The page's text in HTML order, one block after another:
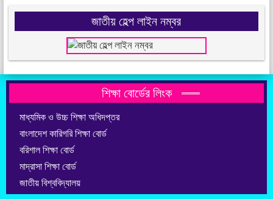
জাতীয় হেল্প লাইন নম্বর
শিক্ষা বোর্ডের লিংক
মাধ্যমিক ও উচ্চ শিক্ষা অধিদপ্তর
বাংলাদেশ কারিগরি শিক্ষা বোর্ড
বরিশাল শিক্ষা বোর্ড
মাদ্রাসা শিক্ষা বোর্ড
জাতীয় বিশ্ববিদ্যালয়